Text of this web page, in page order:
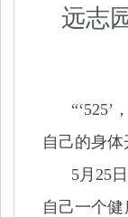
远志
自己的身
5月25日
自己一个